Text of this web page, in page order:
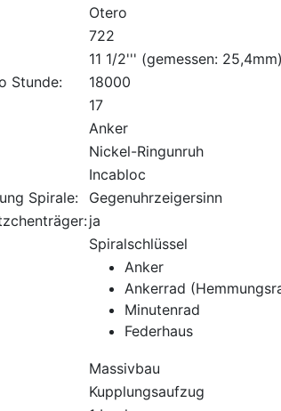
Otero
722
11 1/2''' (gemessen: 25,4mm)
Stunde:
18000
17
Anker
Nickel-Ringunruh
Incabloc
Spirale:
Gegenuhrzeigersinn
ja
Spiralschlüssel
Anker
Ankerrad
Minutenrad
Federhaus
Massivbau
Kupplungsaufzug